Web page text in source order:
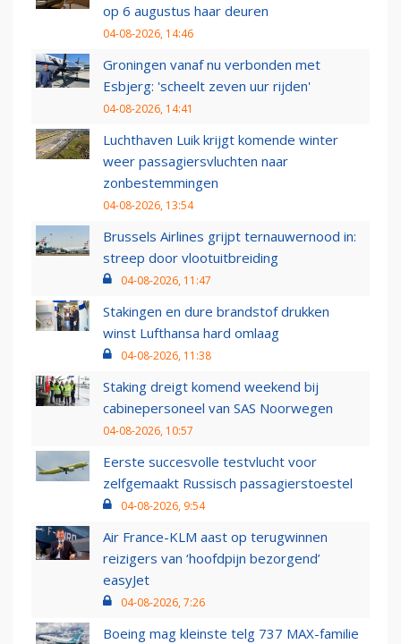
op 6 augustus haar deuren
04-08-2026, 14:46
Groningen vanaf nu verbonden met
Esbjerg: 'scheelt zeven uur rijden'
04-08-2026, 14:41
Luchthaven Luik krijgt komende winter
weer passagiersvluchten naar
zonbestemmingen
04-08-2026, 13:54
Brussels Airlines grijpt ternauwernood in:
streep door vlootuitbreiding
04-08-2026, 11:47
Stakingen en dure brandstof drukken
winst Lufthansa hard omlaag
04-08-2026, 11:38
Staking dreigt komend weekend bij
cabinepersoneel van SAS Noorwegen
04-08-2026, 10:57
Eerste succesvolle testvlucht voor
zelfgemaakt Russisch passagierstoestel
04-08-2026, 9:54
Air France-KLM aast op terugwinnen
reizigers van ‘hoofdpijn bezorgend’
easyJet
04-08-2026, 7:26
Boeing mag kleinste telg 737 MAX-familie